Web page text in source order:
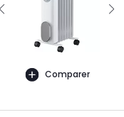
Comparer